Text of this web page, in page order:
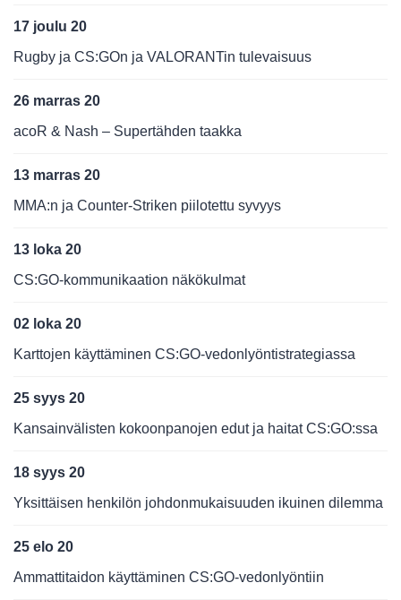
17 joulu 20
Rugby ja CS:GOn ja VALORANTin tulevaisuus
26 marras 20
acoR & Nash – Supertähden taakka
13 marras 20
MMA:n ja Counter-Striken piilotettu syvyys
13 loka 20
CS:GO-kommunikaation näkökulmat
02 loka 20
Karttojen käyttäminen CS:GO-vedonlyöntistrategiassa
25 syys 20
Kansainvälisten kokoonpanojen edut ja haitat CS:GO:ssa
18 syys 20
Yksittäisen henkilön johdonmukaisuuden ikuinen dilemma
25 elo 20
Ammattitaidon käyttäminen CS:GO-vedonlyöntiin